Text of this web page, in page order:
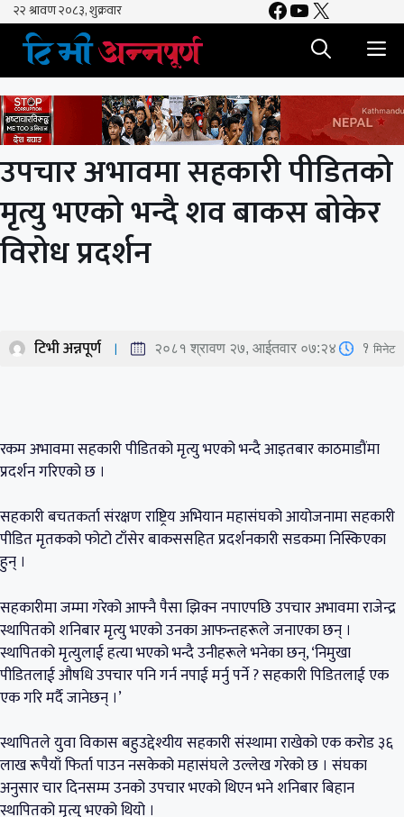
Skip
content
Facebook
YouTube
X
उपचार अभावमा सहकारी पीडितको
मृत्यु भएको भन्दै शव बाकस बोकेर
विरोध प्रदर्शन
टिभी अन्नपूर्ण २०८१ श्रावण २७, आईतवार ०७:२४ 1 मिनेट
रकम अभावमा सहकारी पीडितको मृत्यु भएको भन्दै आइतबार काठमाडौंमा
प्रदर्शन गरिएको छ ।
सहकारी बचतकर्ता संरक्षण राष्ट्रिय अभियान महासंघको आयोजनामा सहकारी
पीडित मृतकको फोटो टाँसेर बाकससहित प्रदर्शनकारी सडकमा निस्किएका
हुन् ।
सहकारीमा जम्मा गरेको आफ्नै पैसा झिक्न नपाएपछि उपचार अभावमा राजेन्द्र
स्थापितको शनिबार मृत्यु भएको उनका आफन्तहरूले जनाएका छन् ।
स्थापितको मृत्युलाई हत्या भएको भन्दै उनीहरूले भनेका छन्, ‘निमुखा
पीडितलाई औषधि उपचार पनि गर्न नपाई मर्नु पर्ने ? सहकारी पिडितलाई एक
एक गरि मर्दै जानेछन् ।’
स्थापितले युवा विकास बहुउद्देश्यीय सहकारी संस्थामा राखेको एक करोड ३६
लाख रूपैयाँ फिर्ता पाउन नसकेको महासंघले उल्लेख गरेको छ । संघका
अनुसार चार दिनसम्म उनको उपचार भएको थिएन भने शनिबार बिहान
स्थापितको मृत्यु भएको थियो ।